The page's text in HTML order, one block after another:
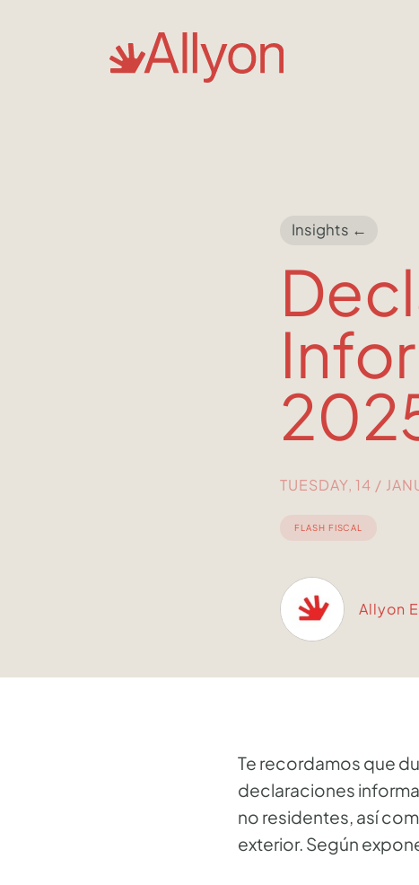
Insights ←
TUESDAY, 14 /
FLASH FISCAL
Allyon
Te recordamos que
declaraciones
no residentes, así
exterior. Según